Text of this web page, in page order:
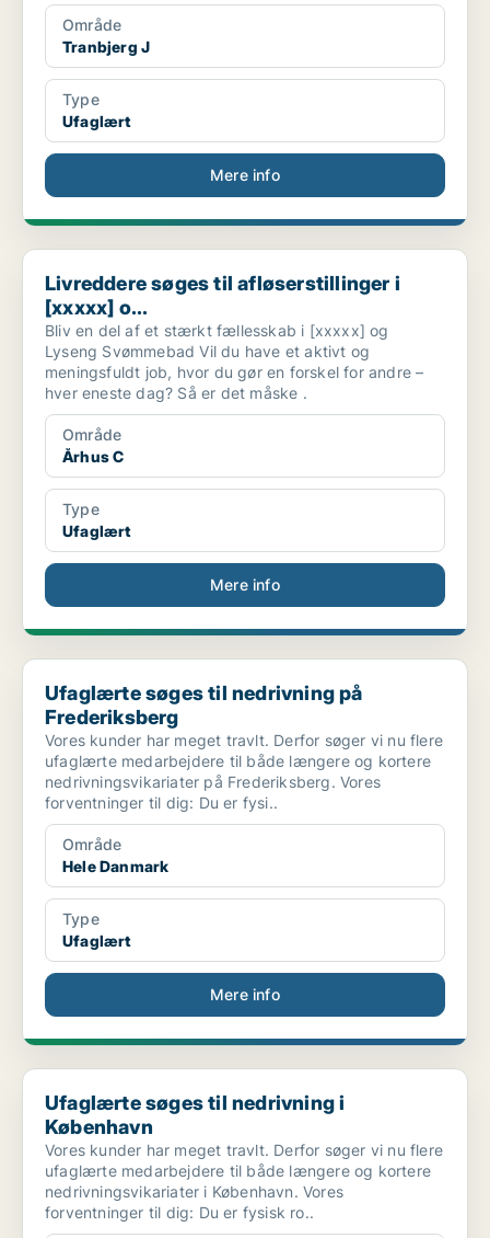
Område
Tranbjerg J
Type
Ufaglært
Mere info
Livreddere søges til afløserstillinger i [xxxxx] o...
Livreddere søges til afløserstillinger i
[xxxxx] o...
Bliv en del af et stærkt fællesskab i [xxxxx] og
Lyseng Svømmebad Vil du have et aktivt og
meningsfuldt job, hvor du gør en forskel for andre –
hver eneste dag? Så er det måske .
Område
Århus C
Type
Ufaglært
Mere info
Ufaglærte søges til nedrivning på Frederiksberg
Ufaglærte søges til nedrivning på
Frederiksberg
Vores kunder har meget travlt. Derfor søger vi nu flere
ufaglærte medarbejdere til både længere og kortere
nedrivningsvikariater på Frederiksberg. Vores
forventninger til dig: Du er fysi..
Område
Hele Danmark
Type
Ufaglært
Mere info
Ufaglærte søges til nedrivning i København
Ufaglærte søges til nedrivning i
København
Vores kunder har meget travlt. Derfor søger vi nu flere
ufaglærte medarbejdere til både længere og kortere
nedrivningsvikariater i København. Vores
forventninger til dig: Du er fysisk ro..